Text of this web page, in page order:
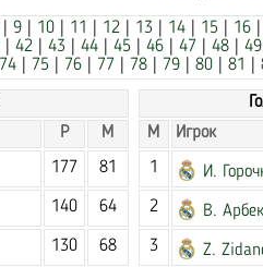
|9 10 11 12 13 14 15 16
42 43 44 45 46 47 48 49
74 75 76 77 78 79 80 81
Р
М
177 81
140 64
130 68
М
Игрок
1
И.
2
В.
3
Z.